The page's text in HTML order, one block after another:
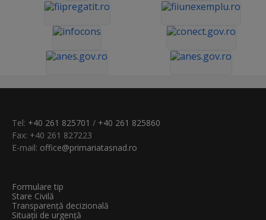
Tel: +40 261 825701 / +40 261 825860
Fax: +40 261 827223
E-mail: office@primariatasnad.ro
Formulare tip
Stare Civilă
Transparenţă decizională
Situații de urgență